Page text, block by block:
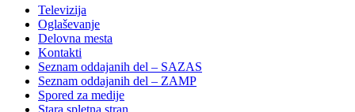
Televizija
Oglaševanje
Delovna mesta
Kontakti
Seznam oddajanih del – SAZAS
Seznam oddajanih del – ZAMP
Spored za medije